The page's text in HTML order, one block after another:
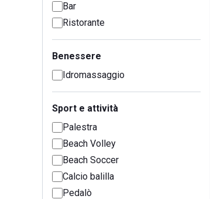
Bar
Ristorante
Benessere
Idromassaggio
Sport e attività
Palestra
Beach Volley
Beach Soccer
Calcio balilla
Pedalò